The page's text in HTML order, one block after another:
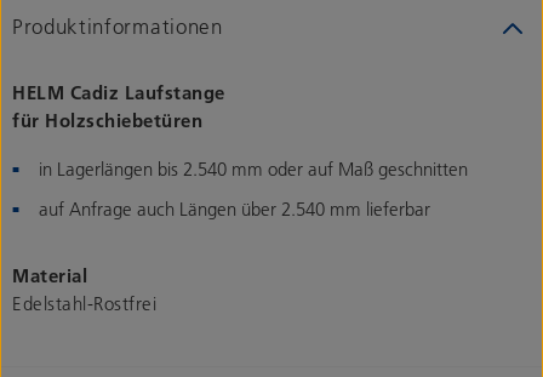
Produktinformationen
HELM Cadiz Laufstange
für Holzschiebetüren
in Lagerlängen bis 2.540 mm oder auf Maß geschnitten
auf Anfrage auch Längen über 2.540 mm lieferbar
Material
Edelstahl-Rostfrei